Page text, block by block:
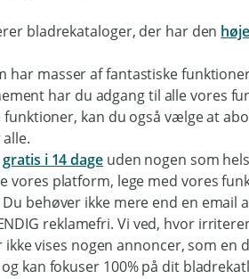
bladrekataloger, der har den
har masser af fantastiske
har du adgang til alle vores
kan du også vælge at
gratis i 14 dageuden nogen som
vores platform, lege med vores
behøver ikke mere end en email
reklamefri. Vi ved, hvor
vises nogen annoncer, som en
kan fokuser 100% på dit